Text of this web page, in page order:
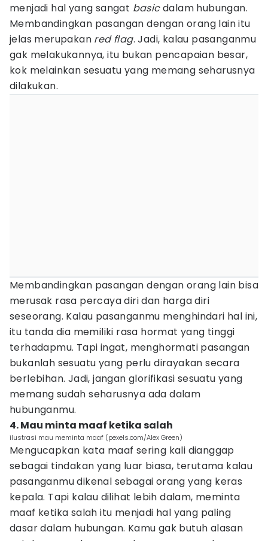
menjadi hal yang sangat basicdalam hubungan.
Membandingkan pasangan dengan orang lain itu
jelas merupakan red flag. Jadi, kalau pasanganmu
gak melakukannya, itu bukan pencapaian besar,
kok melainkan sesuatu yang memang seharusnya
dilakukan.
Membandingkan pasangan dengan orang lain bisa
merusak rasa percaya diri dan harga diri
seseorang. Kalau pasanganmu menghindari hal ini,
itu tanda dia memiliki rasa hormat yang tinggi
terhadapmu. Tapi ingat, menghormati pasangan
bukanlah sesuatu yang perlu dirayakan secara
berlebihan. Jadi, jangan glorifikasi sesuatu yang
memang sudah seharusnya ada dalam
hubunganmu.
4. Mau minta maaf ketika salah
ilustrasi mau meminta maaf (pexels.com/Alex Green)
Mengucapkan kata maaf sering kali dianggap
sebagai tindakan yang luar biasa, terutama kalau
pasanganmu dikenal sebagai orang yang keras
kepala. Tapi kalau dilihat lebih dalam, meminta
maaf ketika salah itu menjadi hal yang paling
dasar dalam hubungan. Kamu gak butuh alasan